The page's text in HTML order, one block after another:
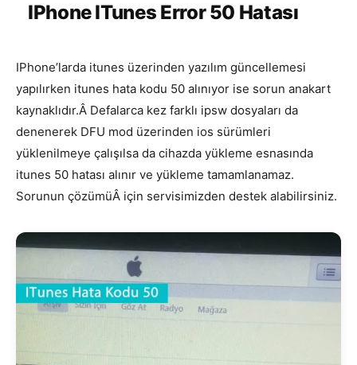
IPhone ITunes Error 50 Hatası
IPhone’larda itunes üzerinden yazılım güncellemesi
yapılırken itunes hata kodu 50 alınıyor ise sorun anakart
kaynaklıdır.Â Defalarca kez farklı ipsw dosyaları da
denenerek DFU mod üzerinden ios sürümleri
yüklenilmeye çalışılsa da cihazda yükleme esnasında
itunes 50 hatası alınır ve yükleme tamamlanamaz.
Sorunun çözümüÂ için servisimizden destek alabilirsiniz.